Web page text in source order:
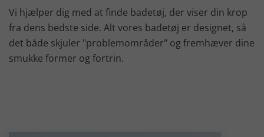
Vi hjælper dig med at finde badetøj, der viser din krop
fra dens bedste side. Alt vores badetøj er designet, så
det både skjuler "problemområder" og fremhæver dine
smukke former og fortrin.